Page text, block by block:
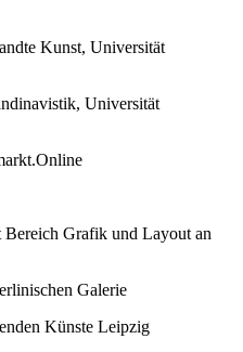
Kunst, Universität
Universität
Grafik und Layout an
Galerie
Künste Leipzig